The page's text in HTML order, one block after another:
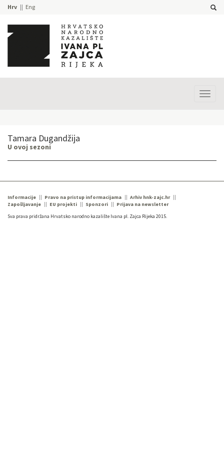
Hrv Eng
Tamara Dugandžija
U ovoj sezoni
Informacije Pravo na pristup informacijama
Arhiv hnk-zajc.hr
Zapošljavanje
EU projekti Sponzori
Prijava na newsletter
Sva prava pridržana Hrvatsko narodno kazalište Ivana pl. Zajca Rijeka 2015.